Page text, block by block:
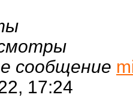
сообщение
17:24